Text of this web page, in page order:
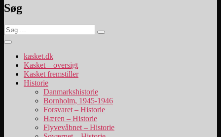
Søg
Søg
efter:
Søg
kasket.dk
Kasket – oversigt
Kasket fremstiller
Historie
Danmarkshistorie
Bornholm, 1945-1946
Forsvaret – Historie
Hæren – Historie
Flyvevåbnet – Historie